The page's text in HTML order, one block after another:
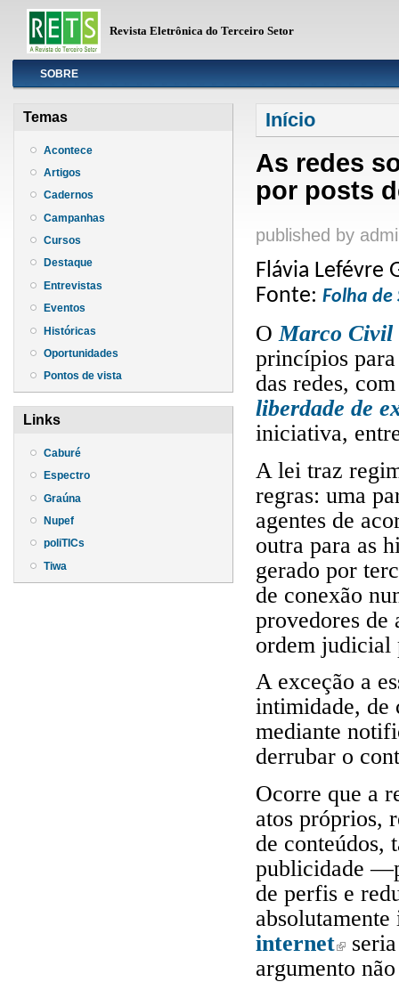
Revista Eletrônica do Terceiro Setor
InfoSOBRE
Temas
Acontece
Artigos
Cadernos
Campanhas
Cursos
Destaque
Entrevistas
Eventos
Históricas
Oportunidades
Pontos de vista
Links
Caburé
Espectro
Graúna
Nupef
poliTICs
Tiwa
Você está aqui
Início
As redes
por posts
published by
Flávia Lefévre
Fonte: Folha de
OMarco Civil
princípios para
das redes,
liberdade de
iniciativa,
A lei traz
regras: uma
agentes de
outra para as
gerado por
de conexão
provedores de
ordem judicial
A exceção a
intimidade, de
mediante
derrubar o
Ocorre que a
atos próprios,
de conteúdos,
publicidade
de perfis e
internet (link is
argumento